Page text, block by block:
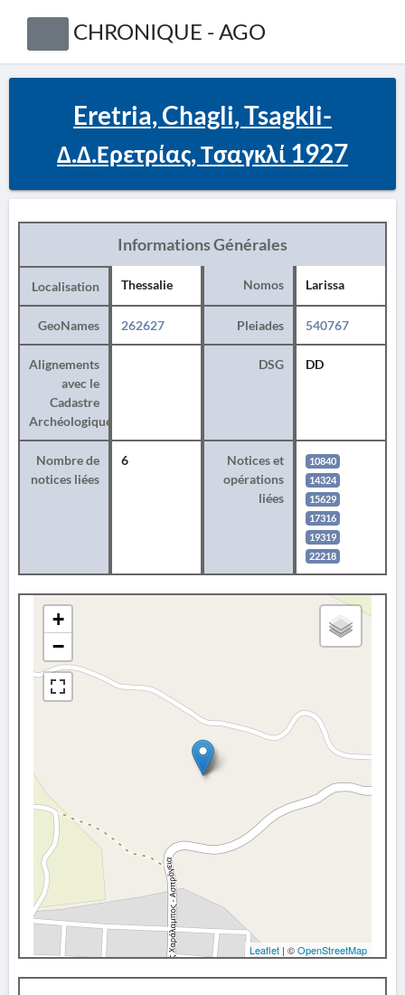
CHRONIQUE - AGO
Eretria, Chagli, Tsagkli-
Δ.Δ.Ερετρίας, Τσαγκλί 1927
Informations Générales
Localisation Thessalie Nomos Larissa
GeoNames 262627 Pleiades 540767
Alignements
avec le
Cadastre
Archéologique
DSG DD
Nombre de
notices liées
6
Notices et
opérations
liées
10840
14324
15629
17316
19319
22218
+
−
Leaflet | ©OpenStreetMap